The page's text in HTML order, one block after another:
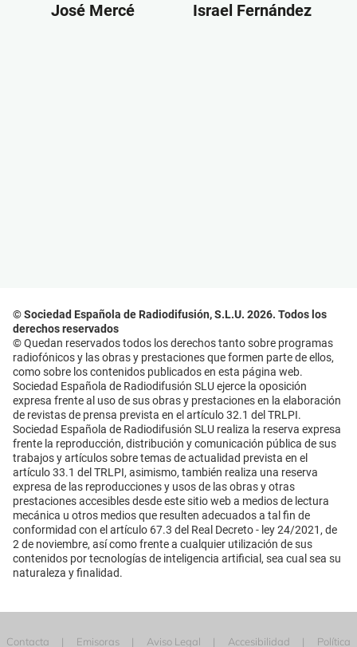
José Mercé Israel Fernández
© Sociedad Española de Radiodifusión, S.L.U. 2026. Todos los
derechos reservados
© Quedan reservados todos los derechos tanto sobre programas
radiofónicos y las obras y prestaciones que formen parte de ellos,
como sobre los contenidos publicados en esta página web.
Sociedad Española de Radiodifusión SLU ejerce la oposición
expresa frente al uso de sus obras y prestaciones en la elaboración
de revistas de prensa prevista en el artículo 32.1 del TRLPI.
Sociedad Española de Radiodifusión SLU realiza la reserva expresa
frente la reproducción, distribución y comunicación pública de sus
trabajos y artículos sobre temas de actualidad prevista en el
artículo 33.1 del TRLPI, asimismo, también realiza una reserva
expresa de las reproducciones y usos de las obras y otras
prestaciones accesibles desde este sitio web a medios de lectura
mecánica u otros medios que resulten adecuados a tal fin de
conformidad con el artículo 67.3 del Real Decreto - ley 24/2021, de
2 de noviembre, así como frente a cualquier utilización de sus
contenidos por tecnologías de inteligencia artificial, sea cual sea su
naturaleza y finalidad.
Contacta Emisoras Aviso Legal Accesibilidad Política